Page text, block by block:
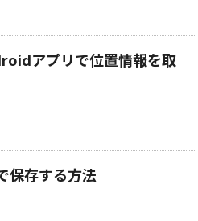
アプリで位置情報を取
保存する方法